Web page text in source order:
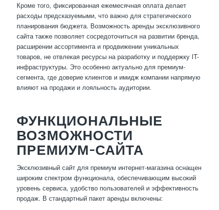
Кроме того, фиксированная ежемесячная оплата делает
расходы предсказуемыми, что важно для стратегического
планирования бюджета. Возможность аренды эксклюзивного
сайта также позволяет сосредоточиться на развитии бренда,
расширении ассортимента и продвижении уникальных
товаров, не отвлекая ресурсы на разработку и поддержку IT-
инфраструктуры. Это особенно актуально для премиум-
сегмента, где доверие клиентов и имидж компании напрямую
влияют на продажи и лояльность аудитории.
ФУНКЦИОНАЛЬНЫЕ
ВОЗМОЖНОСТИ
ПРЕМИУМ-САЙТА
Эксклюзивный сайт для премиум интернет-магазина оснащен
широким спектром функционала, обеспечивающим высокий
уровень сервиса, удобство пользователей и эффективность
продаж. В стандартный пакет аренды включены: